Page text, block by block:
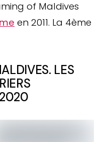
of Maldives
en 2011. La 4ème
LES